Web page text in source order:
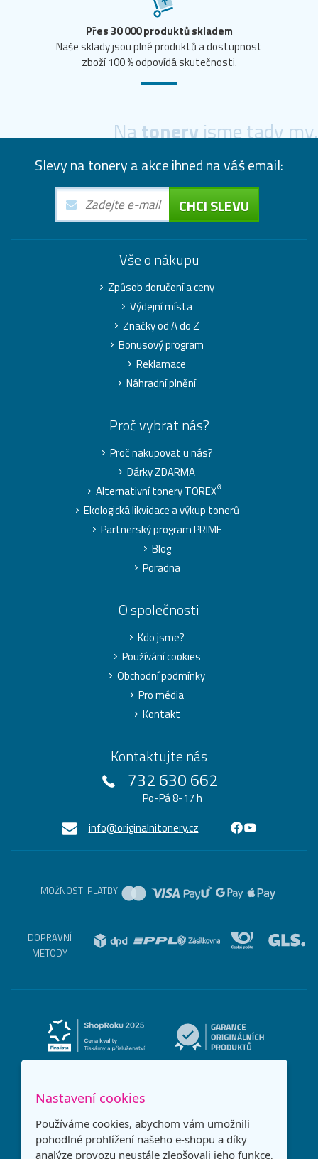
Přes 30 000 produktů skladem
Naše sklady jsou plné produktů a dostupnost
zboží 100 % odpovídá skutečnosti.
Natoneryjsme tady my.
Slevy na tonery a akce ihned na váš email:
CHCI SLEVU
Vše o nákupu
Způsob doručení a ceny
Výdejní místa
Značky od A do Z
Bonusový program
Reklamace
Náhradní plnění
Proč vybrat nás?
Proč nakupovat u nás?
Dárky ZDARMA
Alternativní tonery TOREX®
Ekologická likvidace a výkup tonerů
Partnerský program PRIME
Blog
Poradna
O společnosti
Kdo jsme?
Používání cookies
Obchodní podmínky
Pro média
Kontakt
Kontaktujte nás
732 630 662
Po-Pá 8-17 h
info@originalnitonery.cz
MOŽNOSTI PLATBY
DOPRAVNÍ
METODY
Nastavení cookies
Používáme cookies, abychom vám umožnili
pohodlné prohlížení našeho e-shopu a díky
analýze provozu neustále zlepšovali jeho funkce,